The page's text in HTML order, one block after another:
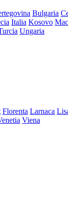
Bulgaria
Italia Kosovo
Ungaria
Florenta Larnaca
Viena